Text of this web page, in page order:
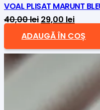
VOAL PLISAT MARUNT
40,00lei Prețul
inițial
a
29,00 leiPrețul
curent
este:
ADAUGĂ ÎN COȘ